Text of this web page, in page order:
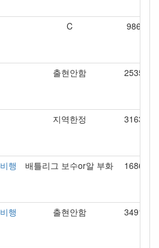
C 986
출현안함 2535
지역한정 3163
비행 배틀리그 보수or알 부화 1686
비행 출현안함 3491